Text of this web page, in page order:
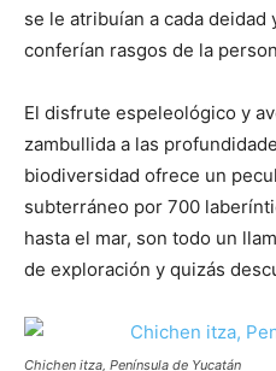
se le atribuían a cada deidad
conferían rasgos de la
El disfrute espeleológico y
zambullida a las
biodiversidad ofrece un
subterráneo por 700
hasta el mar, son todo un
de exploración y quizás
Chichen itza, Península de Yucatán